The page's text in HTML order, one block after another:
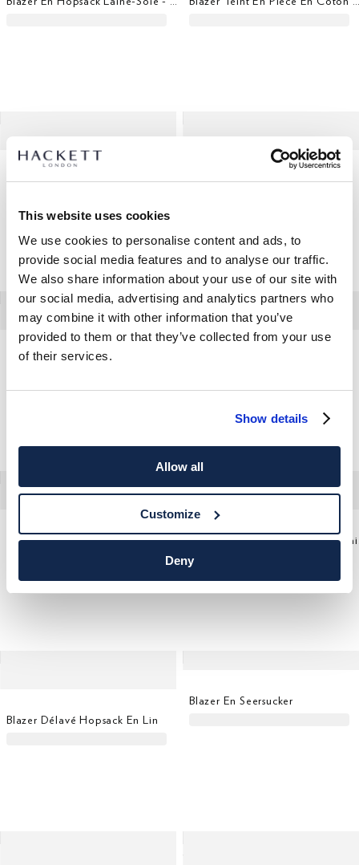
This website uses cookies
We use cookies to personalise content and ads, to
provide social media features and to analyse our traffic.
We also share information about your use of our site with
our social media, advertising and analytics partners who
may combine it with other information that you’ve
provided to them or that they’ve collected from your use
of their services.
Show details
Allow all
Customize
Deny
Blazer En Laine Mélangée Tricoté Blazer Léger Résistant À L'eau
Blazer Délavé Hopsack En Lin
Blazer En Lin Ultraléger
Blazer Délavé Hopsack En Lin
Blazer En Seersucker